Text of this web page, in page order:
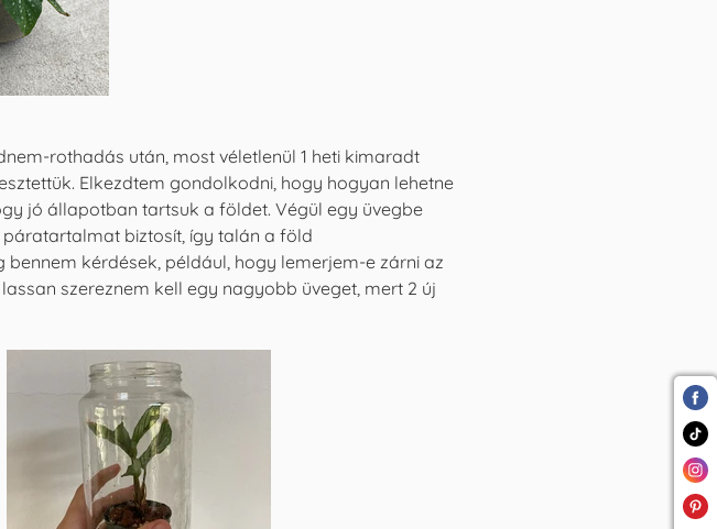
rothadás után, most véletlenül 1 heti kimaradt
Elkezdtem gondolkodni, hogy hogyan lehetne
jó állapotban tartsuk a földet. Végül egy üvegbe
biztosít, így talán a föld
kérdések, például, hogy lemerjem-e zárni az
szereznem kell egy nagyobb üveget, mert 2 új